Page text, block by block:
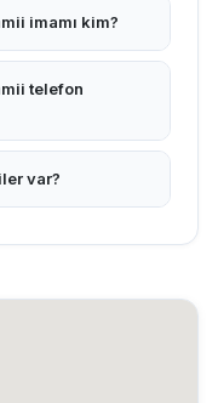
imamı kim?
telefon
var?